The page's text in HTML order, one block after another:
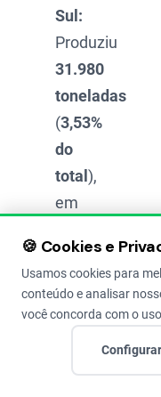
Sul:
Produziu
31.980
toneladas
(3,53%
do
total),
em
área
de
26.810
🍪 Cookies e
Usamos cookies para
conteúdo e analisar
você concorda com o
Configurar